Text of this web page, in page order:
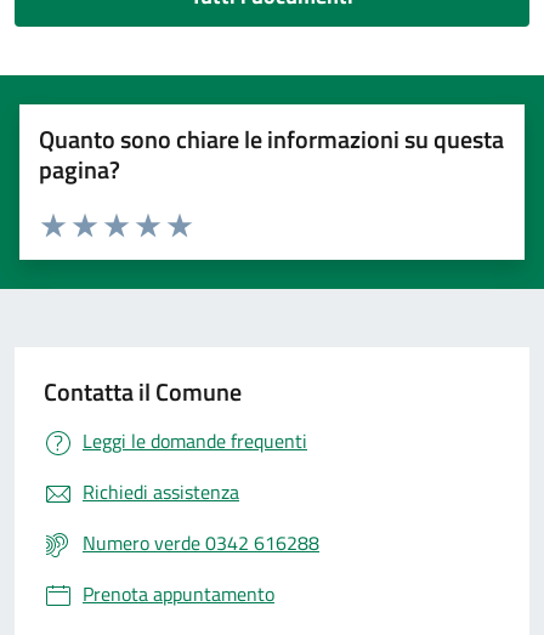
Quanto sono chiare le informazioni su questa
pagina?
Valuta 5 stelle su 5
Valuta 4 stelle su 5
Valuta 3 stelle su 5
Valuta 2 stelle su 5
Valuta 1 stelle su 5
Contatta il Comune
Leggi le domande frequenti
Richiedi assistenza
Numero verde 0342 616288
Prenota appuntamento